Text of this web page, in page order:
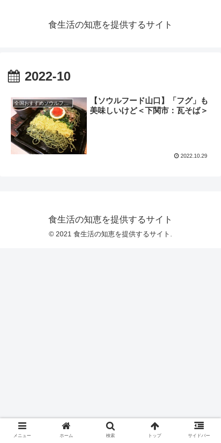
食生活の知恵を提供するサイト
2022-10
全国おすすめソウルフード
【ソウルフード山口】「フグ」も
美味しいけど＜下関市：瓦そば＞
2022.10.29
食生活の知恵を提供するサイト
© 2021 食生活の知恵を提供するサイト.
メニュー ホーム 検索 トップ サイドバー